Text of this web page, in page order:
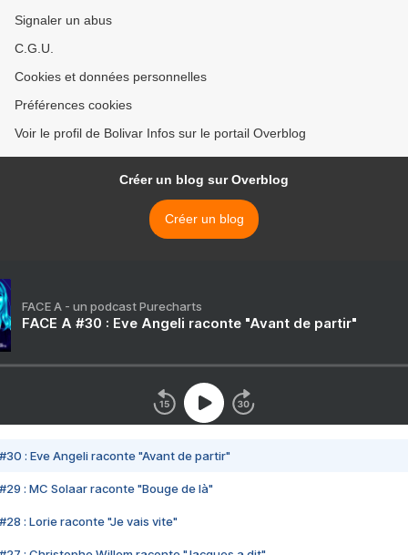
Signaler un abus
C.G.U.
Cookies et données personnelles
Préférences cookies
Voir le profil de Bolivar Infos sur le portail Overblog
Créer un blog sur Overblog
Créer un blog
FACE A - un podcast Purecharts
FACE A #30 : Eve Angeli raconte "Avant de partir"
#30 : Eve Angeli raconte "Avant de partir"
#29 : MC Solaar raconte "Bouge de là"
#28 : Lorie raconte "Je vais vite"